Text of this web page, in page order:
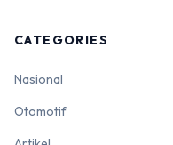
CATEGORIES
Nasional
Otomotif